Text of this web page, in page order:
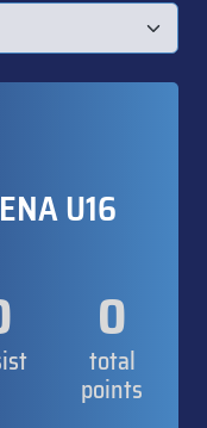
U16
0
total
points